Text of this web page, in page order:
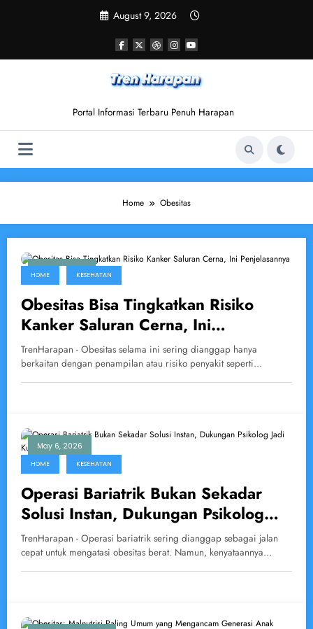
August 9, 2026
Portal Informasi Terbaru Penuh Harapan
Home Obesitas
HOME KESEHATAN
Obesitas Bisa Tingkatkan Risiko
Kanker Saluran Cerna, Ini
Penjelasannya
TrenHarapan - Obesitas selama ini sering dianggap hanya
berkaitan dengan penampilan atau risiko penyakit seperti…
May 6, 2026
HOME KESEHATAN
Operasi Bariatrik Bukan Sekadar
Solusi Instan, Dukungan Psikolog
Jadi Kunci Keberhasilan
TrenHarapan - Operasi bariatrik sering dianggap sebagai jalan
cepat untuk mengatasi obesitas berat. Namun, kenyataannya…